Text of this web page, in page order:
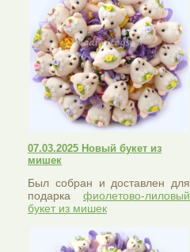
07.03.2025 Новый букет из
мишек
Был собран и доставлен для
подарка фиолетово-лиловый
букет из мишек